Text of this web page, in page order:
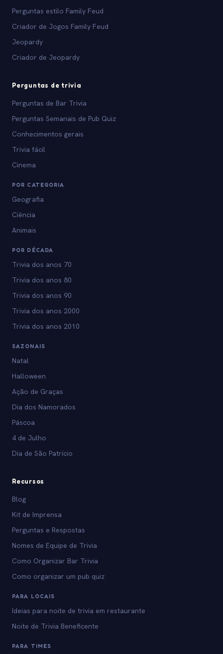
Perguntas estilo Family Feud
Criador de Jogos Family Feud
Jeopardy
Criador de Jeopardy
Perguntas de trivia
Perguntas de Bar Trivia
Perguntas Semanais de Pub Quiz
Conhecimentos gerais
Trivia fácil
Cinema
POR CATEGORIA
Geografia
Ciência
Animais
POR DÉCADA
Trivia dos anos 70
Trivia dos anos 80
Trivia dos anos 90
Trivia dos anos 2000
Trivia dos anos 2010
SAZONAIS
Natal
Halloween
Ação de Graças
Dia dos Namorados
Páscoa
4 de Julho
Dia de São Patrício
Recursos
Blog
Kit de Imprensa
Perguntas e Respostas
Nomes de Equipe de Trivia
Como Organizar Bar Trivia
Como organizar um pub quiz
PARA LOCAIS
Ideias para noite de trivia em restaurante
Noite de Trivia Beneficente
PARA TIMES